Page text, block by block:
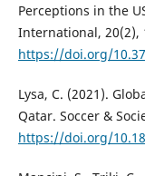
Perceptions in the
International, 20(2),
https://doi.org/
Lysa, C. (2021).
Qatar. Soccer &
https://doi.org/